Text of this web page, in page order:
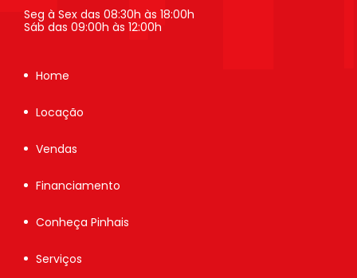
Seg à Sex das 08:30h às 18:00h
Sáb das 09:00h às 12:00h
Home
Locação
Vendas
Financiamento
Conheça Pinhais
Serviços